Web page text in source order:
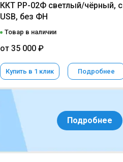
ККТ РР-02Ф светлый/чёрный, с
USB, без ФН
Товар в наличии
от 35 000 ₽
Купить в 1 клик Подробнее
Подробнее